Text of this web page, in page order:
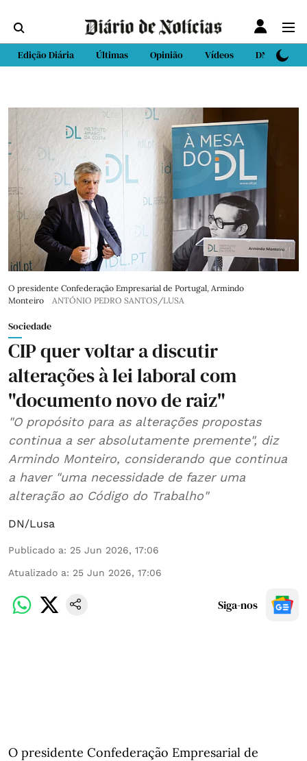
Edição Diária Últimas Opinião Vídeos DN Sport
O presidente Confederação Empresarial de Portugal, Armindo
Monteiro
ANTÓNIO PEDRO SANTOS/LUSA
Sociedade
CIP quer voltar a discutir
alterações à lei laboral com
"documento novo de raiz"
"O propósito para as alterações propostas
continua a ser absolutamente premente", diz
Armindo Monteiro, considerando que continua
a haver "uma necessidade de fazer uma
alteração ao Código do Trabalho"
DN/Lusa
Publicado a: 25 Jun 2026, 17:06
Atualizado a: 25 Jun 2026, 17:06
Siga-nos
O presidente Confederação Empresarial de